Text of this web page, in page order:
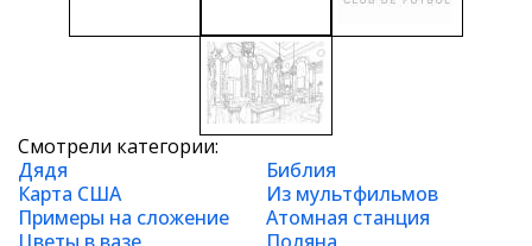
Смотрели категории:
Дядя
Библия
Карта США
Из мультфильмов
Примеры на сложение
Атомная станция